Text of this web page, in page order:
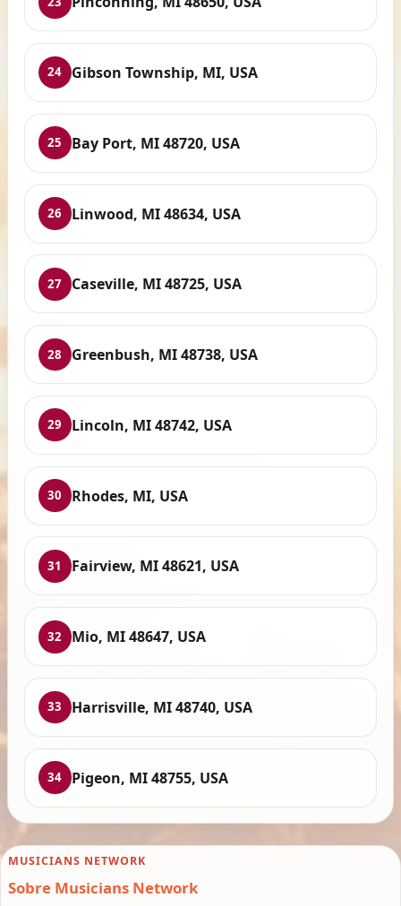
24 Gibson Township, MI, USA
25 Bay Port, MI 48720, USA
26 Linwood, MI 48634, USA
27 Caseville, MI 48725, USA
28 Greenbush, MI 48738, USA
29 Lincoln, MI 48742, USA
30 Rhodes, MI, USA
31 Fairview, MI 48621, USA
32 Mio, MI 48647, USA
33 Harrisville, MI 48740, USA
34 Pigeon, MI 48755, USA
MUSICIANS NETWORK
Sobre Musicians Network